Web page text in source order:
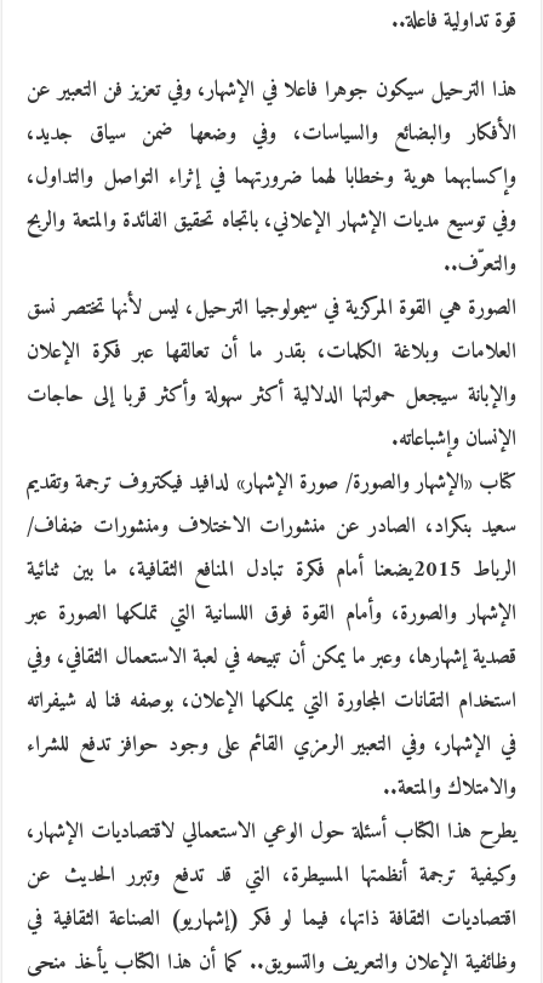
قوة تداولية فاعلة..
هذا الترحيل سيكون جوهرا فاعلا في الإشهار، وفي تعزيز فن التعبير عن
الأفكار والبضائع والسياسات، وفي وضعها ضمن سياق جديد،
وإكسابهما هوية وخطابا لهما ضرورتهما في إثراء التواصل والتداول،
وفي توسيع مديات الإشهار الإعلاني، باتجاه تحقيق الفائدة والمتعة والربح
والتعرّف..
الصورة هي القوة المركزية في سيمولوجيا الترحيل، ليس لأنها تختصر نسق
العلامات وبلاغة الكلمات، بقدر ما أن تعالقها عبر فكرة الإعلان
والإبانة سيجعل حمولتها الدلالية أكثر سهولة وأكثر قربا إلى حاجات
الإنسان وإشباعاته.
كتاب «الإشهار والصورة/ صورة الإشهار» لدافيد فيكتروف ترجمة وتقديم
سعيد بنكراد، الصادر عن منشورات الاختلاف ومنشورات ضفاف/
الرباط 2015يضعنا أمام فكرة تبادل المنافع الثقافية، ما بين ثنائية
الإشهار والصورة، وأمام القوة فوق اللسانية التي تملكها الصورة عبر
قصدية إشهارها، وعبر ما يمكن أن تبيحه في لعبة الاستعمال الثقافي، وفي
استخدام التقانات المجاورة التي يملكها الإعلان، بوصفه فنا له شيفراته
في الإشهار، وفي التعبير الرمزي القائم على وجود حوافز تدفع للشراء
والامتلاك والمتعة..
يطرح هذا الكتاب أسئلة حول الوعي الاستعمالي لاقتصاديات الإشهار،
وكيفية ترجمة أنظمتها المسيطرة، التي قد تدفع وتبرر الحديث عن
اقتصاديات الثقافة ذاتها، فيما لو فكر (إشهاريو) الصناعة الثقافية في
وظائفية الإعلان والتعريف والتسويق.. كما أن هذا الكتاب يأخذ منحى